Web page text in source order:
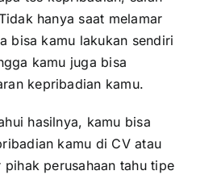
hanya saat melamar
bisa kamu lakukan sendiri
kamu juga bisa
kepribadian kamu.
hasilnya, kamu bisa
kamu di CVatau
perusahaan tahu tipe